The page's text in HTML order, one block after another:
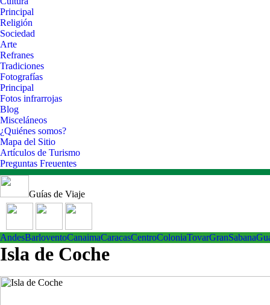
Principal
Religión
Sociedad
Arte
Refranes
Tradiciones
Fotografías
Principal
Fotos infrarrojas
Blog
Misceláneos
¿Quiénes somos?
Mapa del Sitio
Artículos de Turismo
Preguntas Freuentes
Guías de Viaje
AndesBarloventoCanaimaCaracasCentroColoniaTovarGranSabana
Isla de Coche